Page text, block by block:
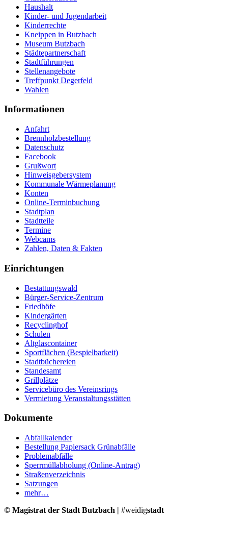
Haushalt
Kinder- und Jugendarbeit
Kinderrechte
Kneippen in Butzbach
Museum Butzbach
Städtepartnerschaft
Stadtführungen
Stellenangebote
Treffpunkt Degerfeld
Wahlen
Informationen
Anfahrt
Brennholzbestellung
Datenschutz
Facebook
Grußwort
Hinweisgebersystem
Kommunale Wärmeplanung
Konten
Online-Terminbuchung
Stadtplan
Stadtteile
Termine
Webcams
Zahlen, Daten & Fakten
Einrichtungen
Bestattungswald
Bürger-Service-Zentrum
Friedhöfe
Kindergärten
Recyclinghof
Schulen
Altglascontainer
Sportflächen (Bespielbarkeit)
Stadtbüchereien
Standesamt
Grillplätze
Servicebüro des Vereinsrings
Vermietung Veranstaltungsstätten
Dokumente
Abfallkalender
Bestellung Papiersack Grünabfälle
Problemabfälle
Sperrmüllabholung (Online-Antrag)
Straßenverzeichnis
Satzungen
mehr…
© Magistrat der Stadt Butzbach | #weidigstadt